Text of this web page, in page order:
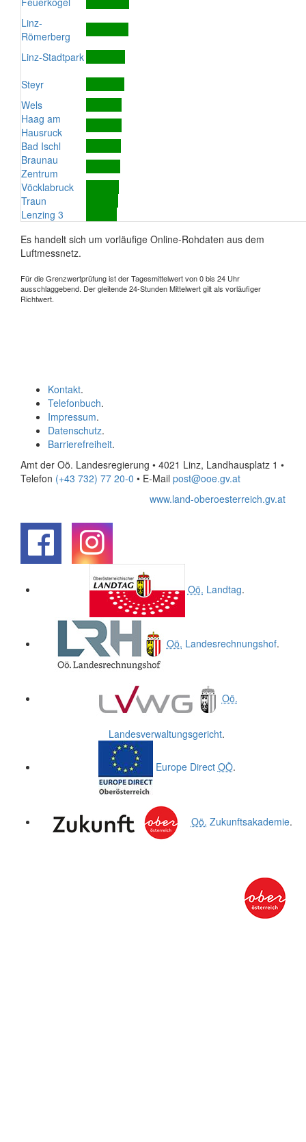
Linz-
Römerberg
Linz-Stadtpark
Steyr
Wels
Haag am
Hausruck
Bad Ischl
Braunau
Zentrum
Vöcklabruck
Traun
Lenzing 3
Es handelt sich um vorläufige Online-Rohdaten aus dem
Luftmessnetz.
Für die Grenzwertprüfung ist der Tagesmittelwert von 0 bis 24 Uhr
ausschlaggebend. Der gleitende 24-Stunden Mittelwert gilt als vorläufiger
Richtwert.
Kontakt.
Telefonbuch.
Impressum.
Datenschutz.
Barrierefreiheit.
Amt der Oö. Landesregierung • 4021 Linz, Landhausplatz 1 •
Telefon (+43 732) 77 20-0 • E-Mail post@ooe.gv.at
www.land-oberoesterreich.gv.at
Oö. Landtag.
Oö. Landesrechnungshof.
Oö.
Landesverwaltungsgericht.
Europe Direct OÖ.
Oö. Zukunftsakademie.